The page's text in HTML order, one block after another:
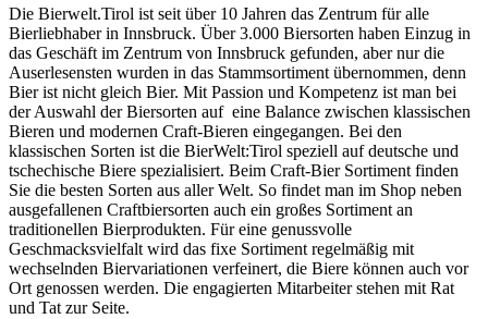
Die Bierwelt.Tirol ist seit über 10 Jahren das Zentrum für alle
Bierliebhaber in Innsbruck. Über 3.000 Biersorten haben Einzug in
das Geschäft im Zentrum von Innsbruck gefunden, aber nur die
Auserlesensten wurden in das Stammsortiment übernommen, denn
Bier ist nicht gleich Bier. Mit Passion und Kompetenz ist man bei
der Auswahl der Biersorten auf eine Balance zwischen klassischen
Bieren und modernen Craft-Bieren eingegangen. Bei den
klassischen Sorten ist die BierWelt:Tirol speziell auf deutsche und
tschechische Biere spezialisiert. Beim Craft-Bier Sortiment finden
Sie die besten Sorten aus aller Welt. So findet man im Shop neben
ausgefallenen Craftbiersorten auch ein großes Sortiment an
traditionellen Bierprodukten. Für eine genussvolle
Geschmacksvielfalt wird das fixe Sortiment regelmäßig mit
wechselnden Biervariationen verfeinert, die Biere können auch vor
Ort genossen werden. Die engagierten Mitarbeiter stehen mit Rat
und Tat zur Seite.